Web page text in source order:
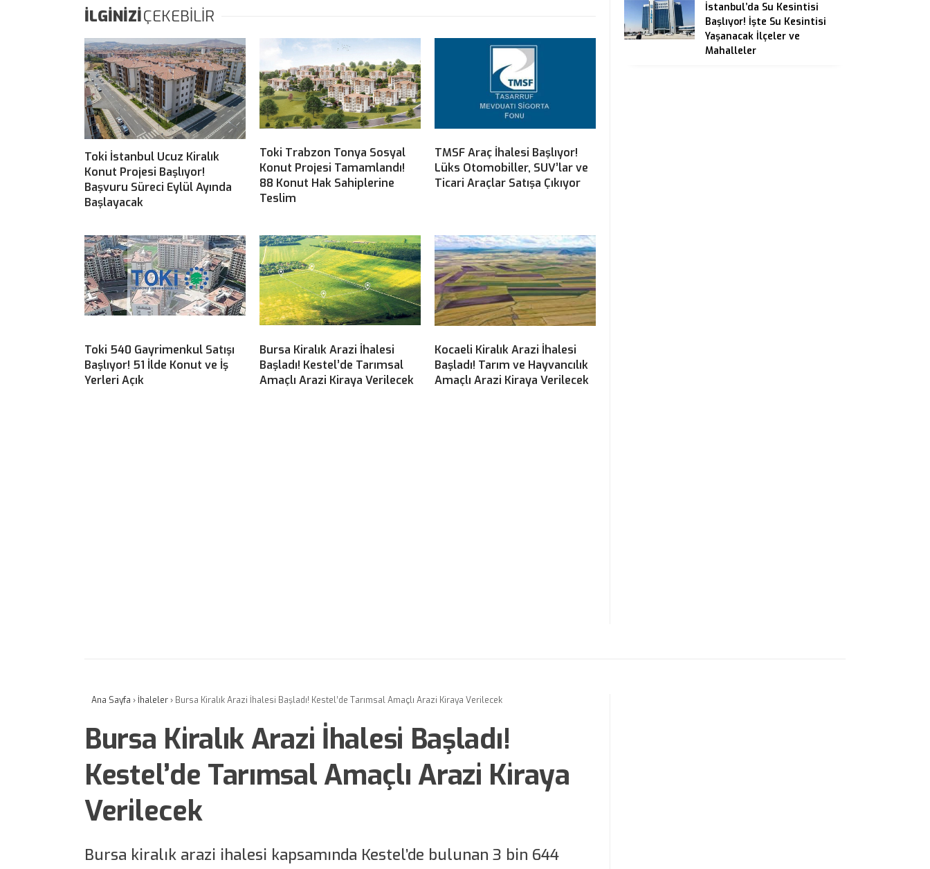
İLGİNİZİÇEKEBİLİR
Toki İstanbul Ucuz Kiralık
Konut Projesi Başlıyor!
Başvuru Süreci Eylül Ayında
Başlayacak
Toki Trabzon Tonya Sosyal
Konut Projesi Tamamlandı!
88 Konut Hak Sahiplerine
Teslim
TMSF Araç İhalesi Başlıyor!
Lüks Otomobiller, SUV’lar ve
Ticari Araçlar Satışa Çıkıyor
Toki 540 Gayrimenkul Satışı
Başlıyor! 51 İlde Konut ve İş
Yerleri Açık
Bursa Kiralık Arazi İhalesi
Başladı! Kestel’de Tarımsal
Amaçlı Arazi Kiraya Verilecek
Kocaeli Kiralık Arazi İhalesi
Başladı! Tarım ve Hayvancılık
Amaçlı Arazi Kiraya Verilecek
İstanbul’da Su Kesintisi
Başlıyor! İşte Su Kesintisi
Yaşanacak İlçeler ve
Mahalleler
Ana Sayfa › İhaleler› Bursa Kiralık Arazi İhalesi Başladı! Kestel’de Tarımsal Amaçlı Arazi Kiraya Verilecek
Bursa Kiralık Arazi İhalesi Başladı!
Kestel’de Tarımsal Amaçlı Arazi Kiraya
Verilecek
Bursa kiralık arazi ihalesi kapsamında Kestel’de bulunan 3 bin 644